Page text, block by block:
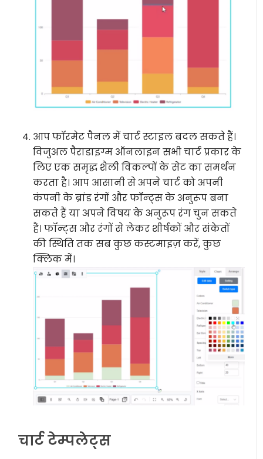
आप फॉरमेट पैनल में चार्ट स्टाइल बदल सकते हैं।
विजुअल पैराडाइग्म ऑनलाइन सभी चार्ट प्रकार के
लिए एक समृद्ध शैली विकल्पों के सेट का समर्थन
करता है। आप आसानी से अपने चार्ट को अपनी
कंपनी के ब्रांड रंगों और फॉन्ट्स के अनुरूप बना
सकते हैं या अपने विषय के अनुरूप रंग चुन सकते
हैं। फॉन्ट्स और रंगों से लेकर शीर्षकों और संकेतों
की स्थिति तक सब कुछ कस्टमाइज़ करें, कुछ
क्लिक में।
चार्ट टेम्पलेट्स